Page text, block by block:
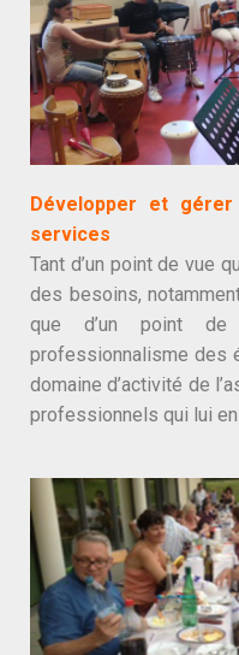
Développer et
services
Tant d’un point de vue
des besoins,
que d’un point
professionnalisme des
domaine d’activité de
professionnels qui lui